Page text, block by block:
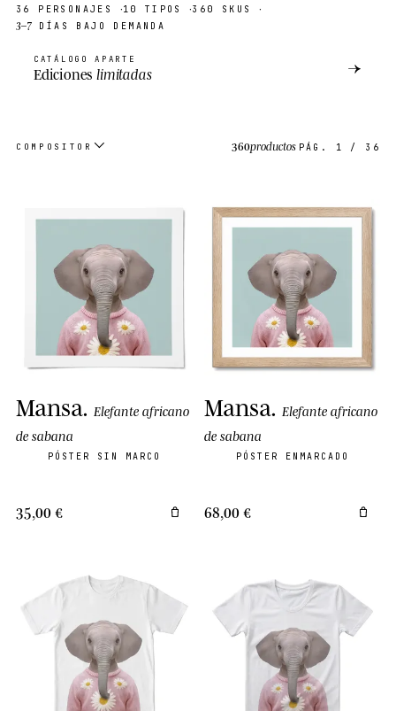
36 PERSONAJES ·10 TIPOS·360 SKUS ·
3–7 DÍAS BAJO DEMANDA
CATÁLOGO APARTE
Ediciones limitadas →
COMPOSITOR 360productos PÁG. 1 / 36
Mansa. Elefante africano
de sabana
PÓSTER SIN MARCO
35,00 €
Mansa. Elefante africano
de sabana
PÓSTER ENMARCADO
68,00 €